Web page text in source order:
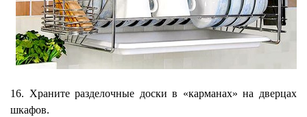
16. Храните разделочные доски в «карманах» на дверцах
шкафов.